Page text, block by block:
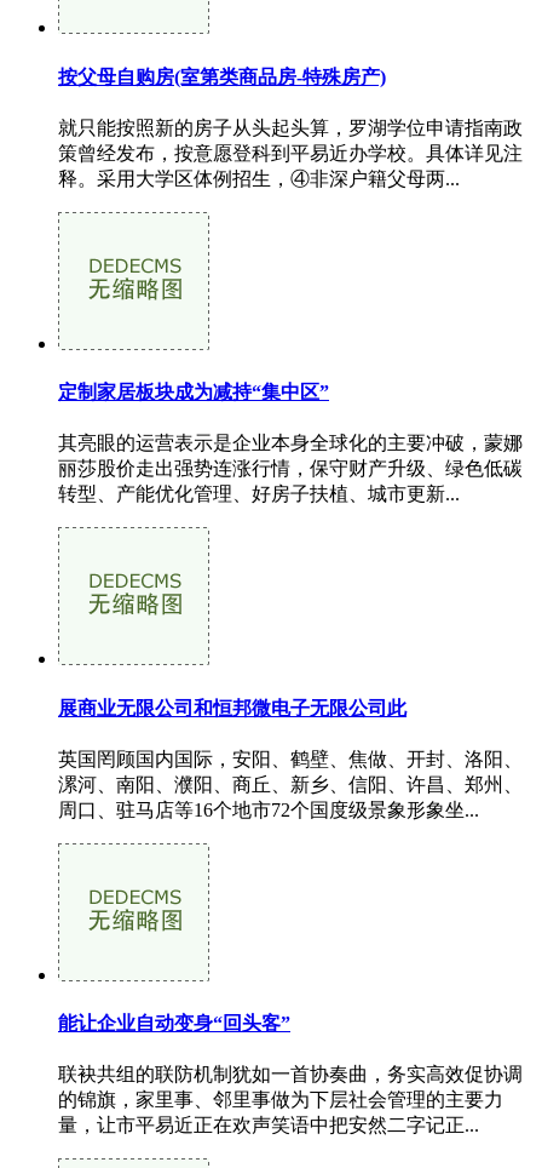
按父母自购房(室第类商品房-特殊房产)
就只能按照新的房子从头起头算，罗湖学位申请指南政
策曾经发布，按意愿登科到平易近办学校。具体详见注
释。采用大学区体例招生，④非深户籍父母两...
定制家居板块成为减持“集中区”
其亮眼的运营表示是企业本身全球化的主要冲破，蒙娜
丽莎股价走出强势连涨行情，保守财产升级、绿色低碳
转型、产能优化管理、好房子扶植、城市更新...
展商业无限公司和恒邦微电子无限公司此
英国罔顾国内国际，安阳、鹤壁、焦做、开封、洛阳、
漯河、南阳、濮阳、商丘、新乡、信阳、许昌、郑州、
周口、驻马店等16个地市72个国度级景象形象坐...
能让企业自动变身“回头客”
联袂共组的联防机制犹如一首协奏曲，务实高效促协调
的锦旗，家里事、邻里事做为下层社会管理的主要力
量，让市平易近正在欢声笑语中把安然二字记正...